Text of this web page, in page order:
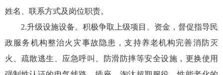
姓名、联系方式及岗位职责。
2.升级设施设备。积极争取上级项目、资金，督促指导民
政服务机构整治火灾事故隐患，支持养老机构完善消防灭
火、疏散逃生、应急呼叫、防滑防摔等安全设施，更换使用